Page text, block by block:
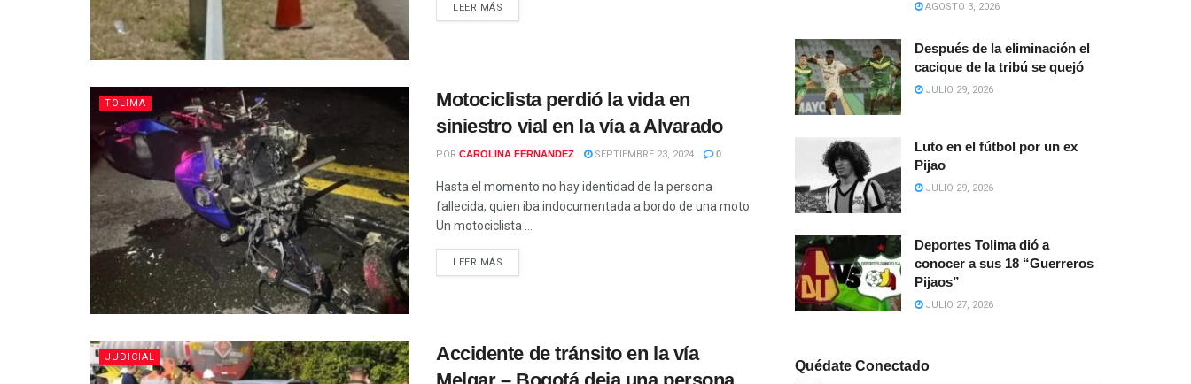
LEER MÁS
TOLIMA
Motociclista perdió la vida en
siniestro vial en la vía a Alvarado
POR CAROLINA FERNANDEZ SEPTIEMBRE 23, 2024 0
Hasta el momento no hay identidad de la persona
fallecida, quien iba indocumentada a bordo de una moto.
Un motociclista ...
LEER MÁS
JUDICIAL
Accidente de tránsito en la vía
AGOSTO 3, 2026
Después de la eliminación el
cacique de la tribú se quejó
JULIO 29, 2026
Luto en el fútbol por un ex
Pijao
JULIO 29, 2026
Deportes Tolima dió a
conocer a sus 18 “Guerreros
Pijaos”
JULIO 27, 2026
Quédate Conectado